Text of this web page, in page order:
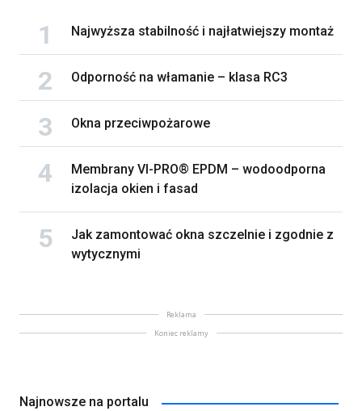
Najwyższa stabilność i najłatwiejszy montaż
Odporność na włamanie – klasa RC3
Okna przeciwpożarowe
Membrany VI-PRO® EPDM – wodoodporna
izolacja okien i fasad
Jak zamontować okna szczelnie i zgodnie z
wytycznymi
Reklama
Koniec reklamy
Najnowsze na portalu